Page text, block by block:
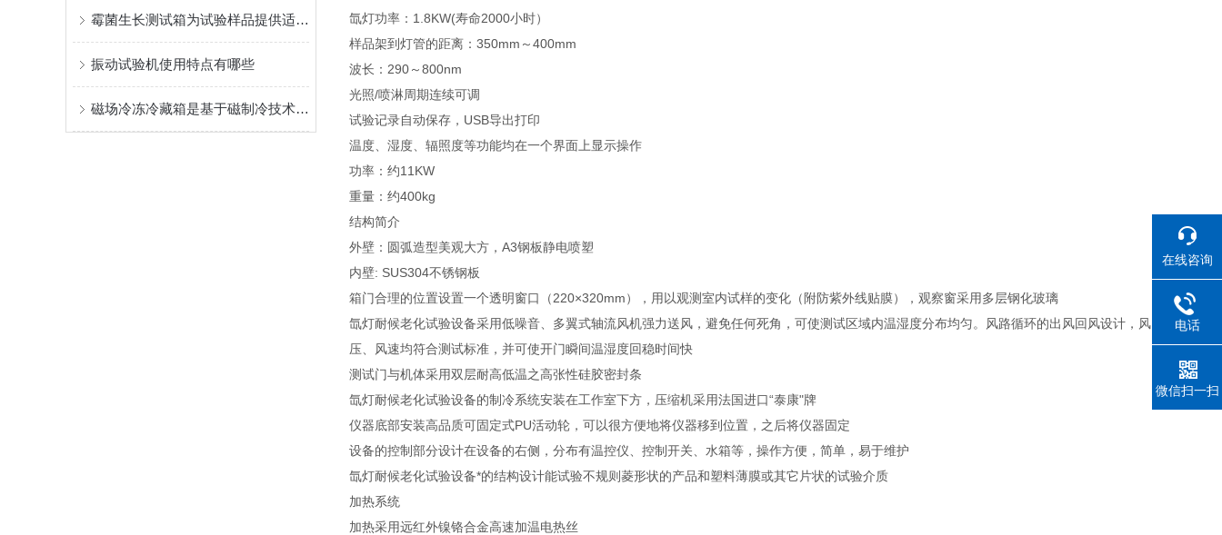
霉菌生长测试箱为试验样品提供适合霉菌繁殖的理想条件
振动试验机使用特点有哪些
磁场冷冻冷藏箱是基于磁制冷技术设计的
氙灯功率：1.8KW(寿命2000小时）
样品架到灯管的距离：350mm～400mm
波长：290～800nm
光照/喷淋周期连续可调
试验记录自动保存，USB导出打印
温度、湿度、辐照度等功能均在一个界面上显示操作
功率：约11KW
重量：约400kg
结构简介
外壁：圆弧造型美观大方，A3钢板静电喷塑
内壁: SUS304不锈钢板
箱门合理的位置设置一个透明窗口（220×320mm），用以观测室内试样的变化（附防紫外线贴膜），观察窗采用多层钢化玻璃
氙灯耐候老化试验设备采用低噪音、多翼式轴流风机强力送风，避免任何死角，可使测试区域内温湿度分布均匀。风路循环的出风回风设计，风
压、风速均符合测试标准，并可使开门瞬间温湿度回稳时间快
测试门与机体采用双层耐高低温之高张性硅胶密封条
氙灯耐候老化试验设备的制冷系统安装在工作室下方，压缩机采用法国进口“泰康"牌
仪器底部安装高品质可固定式PU活动轮，可以很方便地将仪器移到位置，之后将仪器固定
设备的控制部分设计在设备的右侧，分布有温控仪、控制开关、水箱等，操作方便，简单，易于维护
氙灯耐候老化试验设备*的结构设计能试验不规则菱形状的产品和塑料薄膜或其它片状的试验介质
加热系统
加热采用远红外镍铬合金高速加温电热丝
在线咨询
电话
微信扫一扫